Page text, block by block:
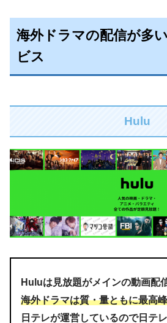
海外ドラマの配信が多
ビス
Hulu
Huluは見放題がメインの動画配
海外ドラマは質・量ともに最高峰
日テレが運営しているので日テ